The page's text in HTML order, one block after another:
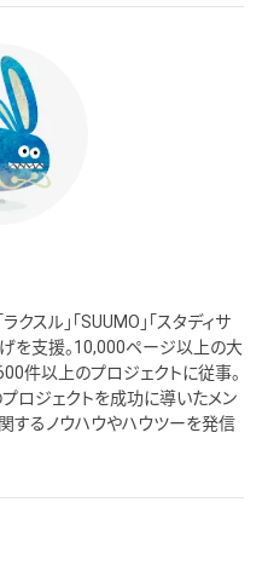
スル」「SUUMO」「スタディサ
を支援。10,000ページ以上の大
件以上のプロジェクトに従事。
ロジェクトを成功に導いたメン
するノウハウやハウツーを発信